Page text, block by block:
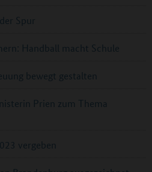
Spur
Handball macht Schule
bewegt gestalten
Prien zum Thema
vergeben